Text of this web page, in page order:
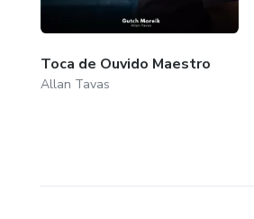
Toca de Ouvido Maestro
Allan Tavas